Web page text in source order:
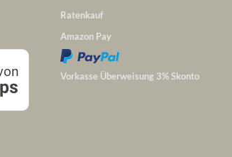
Ratenkauf
Amazon Pay
Vorkasse Überweisung 3% Skonto